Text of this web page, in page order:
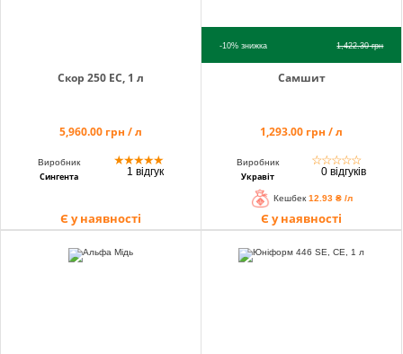
Скор 250 ЕС, 1 л
5,960.00 грн / л
Виробник
Сингента
★★★★★
1 відгук
Є у наявності
-10%знижка 1,422.30грн
Самшит
1,293.00 грн / л
Виробник
Укравіт
☆☆☆☆☆
0 відгуків
Кешбек 12.93 ₴ /л
Є у наявності